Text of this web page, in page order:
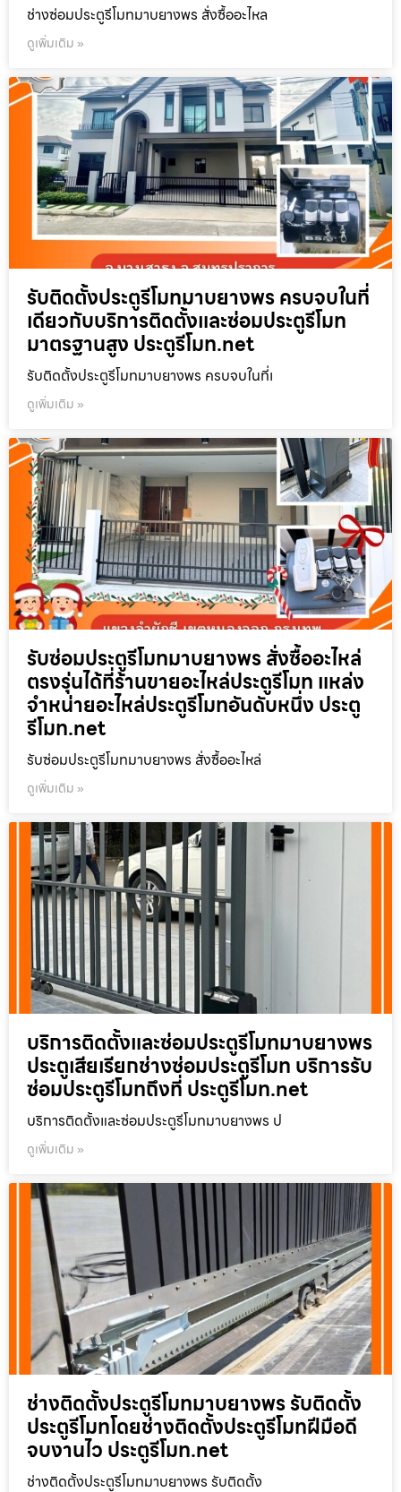
ช่างซ่อมประตูรีโมทมาบยางพร สั่งซื้ออะไหล
ดูเพิ่มเติม »
รับติดตั้งประตูรีโมทมาบยางพร ครบจบในที่
เดียวกับบริการติดตั้งและซ่อมประตูรีโมท
มาตรฐานสูง ประตูรีโมท.net
รับติดตั้งประตูรีโมทมาบยางพร ครบจบในที่เ
ดูเพิ่มเติม »
รับซ่อมประตูรีโมทมาบยางพร สั่งซื้ออะไหล่
ตรงรุ่นได้ที่ร้านขายอะไหล่ประตูรีโมท แหล่ง
จำหน่ายอะไหล่ประตูรีโมทอันดับหนึ่ง ประตู
รีโมท.net
รับซ่อมประตูรีโมทมาบยางพร สั่งซื้ออะไหล่
ดูเพิ่มเติม »
บริการติดตั้งและซ่อมประตูรีโมทมาบยางพร
ประตูเสียเรียกช่างซ่อมประตูรีโมท บริการรับ
ซ่อมประตูรีโมทถึงที่ ประตูรีโมท.net
บริการติดตั้งและซ่อมประตูรีโมทมาบยางพร ป
ดูเพิ่มเติม »
ช่างติดตั้งประตูรีโมทมาบยางพร รับติดตั้ง
ประตูรีโมทโดยช่างติดตั้งประตูรีโมทฝีมือดี
จบงานไว ประตูรีโมท.net
ช่างติดตั้งประตูรีโมทมาบยางพร รับติดตั้ง